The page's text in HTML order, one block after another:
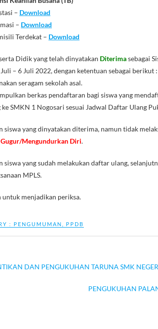
– Download
– Download
Terdekat – Download
Didik yang telah dinyatakan Diterimasebagai
– 6 Juli 2022, dengan ketentuan sebagai berikut :
seragam sekolah asal.
berkas pendaftaran bagi siswa yang
ke SMKN 1 Nogosari sesuai Jadwal Daftar Ulang
siswa yang dinyatakan diterima, namun tidak
Gugur/Mengundurkan Diri.
siswa yang sudah melakukan daftar ulang,
MPLS.
untuk menjadikan periksa.
: PENGUMUMAN PPDB
DAN PENGUKUHAN TARUNA SMK
PENGUKUHAN